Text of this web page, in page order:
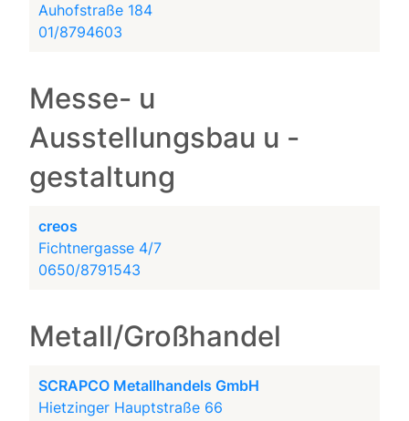
Auhofstraße 184
01/8794603
Messe- u
Ausstellungsbau u -
gestaltung
creos
Fichtnergasse 4/7
0650/8791543
Metall/Großhandel
SCRAPCO Metallhandels GmbH
Hietzinger Hauptstraße 66